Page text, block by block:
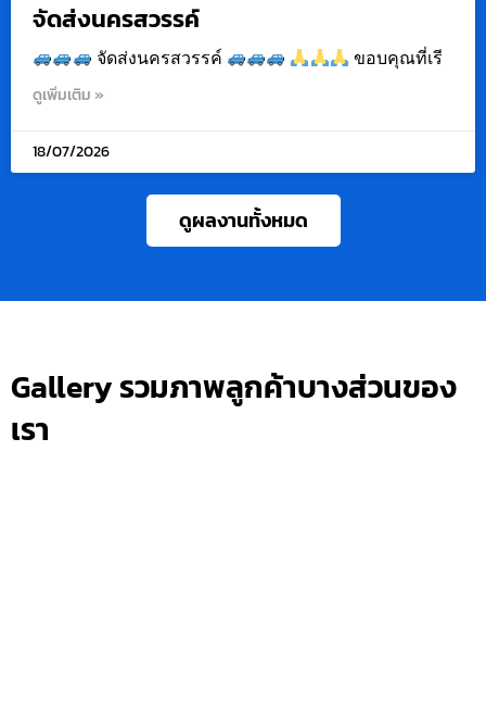
จัดส่งนครสวรรค์
จัดส่งนครสวรรค์ ขอบคุณที่เรี
ดูเพิ่มเติม »
18/07/2026
ดูผลงานทั้งหมด
Gallery รวมภาพลูกค้าบางส่วนของ
เรา